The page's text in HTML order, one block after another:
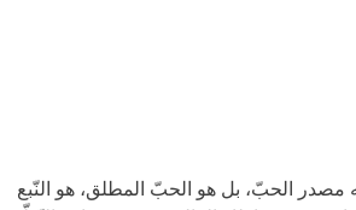
مصدر الحبّ، بل هو الحبّ المطلق، هو النّبع